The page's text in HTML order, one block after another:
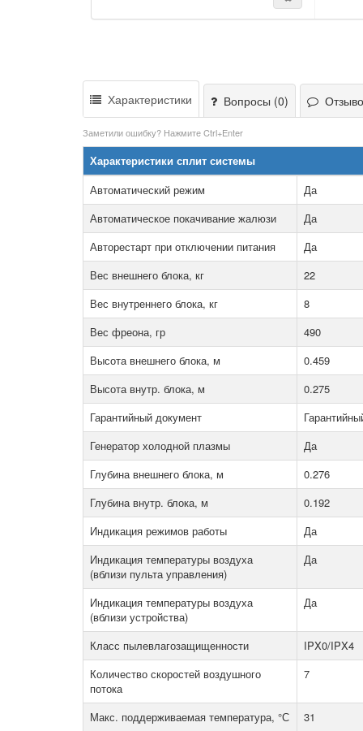
Характеристики Вопросы (0)
Заметили ошибку? Нажмите Ctrl+Enter
Характеристики сплит системы
Автоматический режим
Да
Автоматическое покачивание жалюзи
Да
Авторестарт при отключении питания
Да
Вес внешнего блока, кг
22
Вес внутреннего блока, кг
8
Вес фреона, гр
490
Высота внешнего блока, м
0.459
Высота внутр. блока, м
0.275
Гарантийный документ
Генератор холодной плазмы
Да
Глубина внешнего блока, м
0.276
Глубина внутр. блока, м
0.192
Индикация режимов работы
Да
Индикация температуры воздуха
(вблизи пульта управления)
Да
Индикация температуры воздуха
(вблизи устройства)
Да
Класс пылевлагозащищенности
IPX0/IPX4
Количество скоростей воздушного
потока
7
Макс. поддерживаемая температура, °С
31